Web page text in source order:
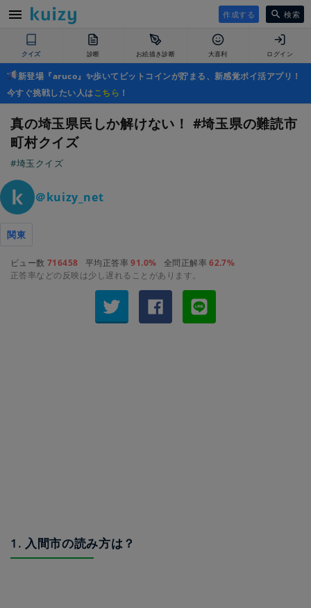
作成する 検索
クイズ 診断 お絵描き診断 大喜利 ログイン
新登場『aruco』✨歩いてビットコインが貯まる、新感覚ポイ活アプリ！
今すぐ挑戦したい人はこちら ！
真の埼玉県民しか解けない！ #埼玉県の難読市
町村クイズ
#埼玉クイズ
＠kuizy_net
関東
ビュー数 716458 平均正答率91.0% 全問正解率62.7%
正答率などの反映は少し遅れることがあります。
1. 入間市の読み方は？